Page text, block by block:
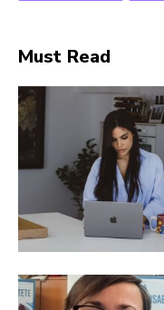
Must Read